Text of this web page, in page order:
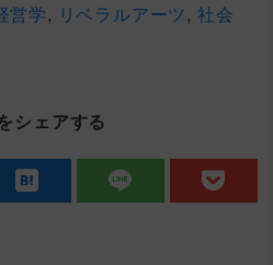
営学, リベラルアーツ, 社会
シェアする